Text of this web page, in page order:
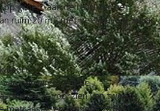
groen, aan de rand van het
ruim 20 m2 met veel privacy, waar
een airco. Op de
is voorzien van twee
matrassen en kussens zitten